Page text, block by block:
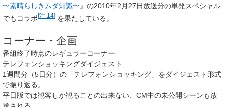
〜素晴らしきムダ知識〜 』の2010年2月27日放送分の単発スペシャル
でもコラボ[注 14] を果たしている。
コーナー・企画
番組終了時点のレギュラーコーナー
テレフォンショッキングダイジェスト
1週間分（5日分）の「テレフォンショッキング」をダイジェスト形式
で振り返る。
平日版では観客しか観ることの出来ない、CM中の未公開シーンも放